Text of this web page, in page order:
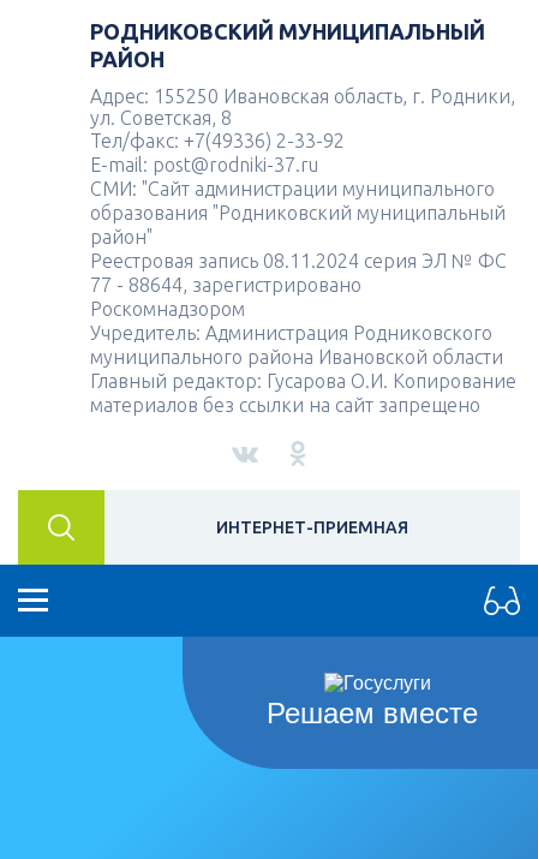
РОДНИКОВСКИЙ МУНИЦИПАЛЬНЫЙ
РАЙОН
Адрес: 155250 Ивановская область, г. Родники,
ул. Советская, 8
Тел/факс: +7(49336) 2-33-92
E-mail: post@rodniki-37.ru
СМИ: "Сайт администрации муниципального
образования "Родниковский муниципальный
район"
Реестровая запись 08.11.2024 серия ЭЛ № ФС
77 - 88644, зарегистрировано
Роскомнадзором
Учредитель: Администрация Родниковского
муниципального района Ивановской области
Главный редактор: Гусарова О.И. Копирование
материалов без ссылки на сайт запрещено
ИНТЕРНЕТ-ПРИЕМНАЯ
Решаем вместе